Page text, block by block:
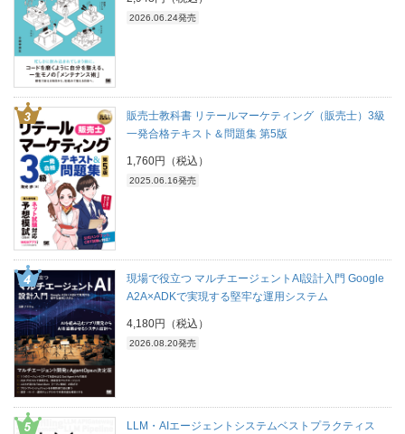
2026.06.24発売
販売士教科書 リテールマーケティング（販売士）3級
一発合格テキスト＆問題集 第5版
1,760円（税込）
2025.06.16発売
現場で役立つ マルチエージェントAI設計入門 Google
A2A×ADKで実現する堅牢な運用システム
4,180円（税込）
2026.08.20発売
LLM・AIエージェントシステムベストプラクティス